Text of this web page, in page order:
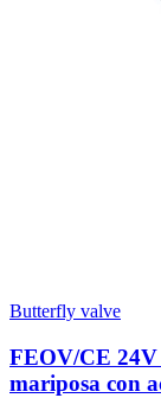
Butterfly valve
FEOV/CE
mariposa con